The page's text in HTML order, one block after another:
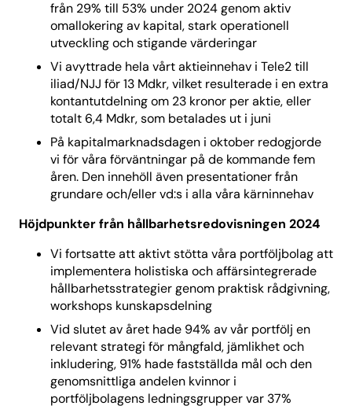
från 29% till 53% under 2024 genom aktiv
omallokering av kapital, stark operationell
utveckling och stigande värderingar
Vi avyttrade hela vårt aktieinnehav i Tele2 till
iliad/NJJ för 13 Mdkr, vilket resulterade i en extra
kontantutdelning om 23 kronor per aktie, eller
totalt 6,4 Mdkr, som betalades ut i juni
På kapitalmarknads­dagen i oktober redogjorde
vi för våra förväntningar på de kommande fem
åren. Den innehöll även presentationer från
grundare och/eller vd:s i alla våra kärninnehav
Höjdpunkter från hållbarhetsredovisningen 2024
Vi fortsatte att aktivt stötta våra portföljbolag att
implementera holistiska och affärsintegrerade
hållbarhetsstrategier genom praktisk rådgivning,
workshops kunskapsdelning
Vid slutet av året hade 94% av vår portfölj en
relevant strategi för mångfald, jämlikhet och
inkludering, 91% hade fastställda mål och den
genomsnittliga andelen kvinnor i
portföljbolagens ledningsgrupper var 37%